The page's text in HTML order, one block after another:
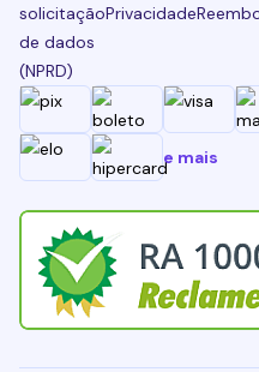
solicitação
de dados
(NPRD)
Privacidade
e mais